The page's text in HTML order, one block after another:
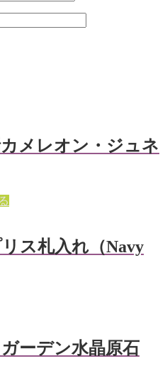
メレオン・ジュネ
ス札入れ（Navy
ーデン水晶原石